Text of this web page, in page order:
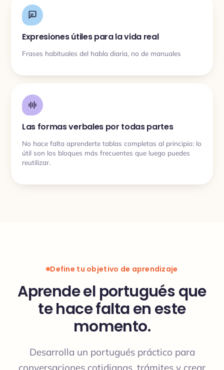
Expresiones útiles para la vida real
Frases habituales del habla diaria, no de manuales
Las formas verbales por todas partes
No hace falta aprenderte tablas completas al principio: lo
útil son los bloques más frecuentes que luego puedes
reutilizar.
Define tu objetivo de aprendizaje
Aprende el portugués que
te hace falta en este
momento.
Desarrolla un portugués práctico para
conversaciones cotidianas, trámites y crear